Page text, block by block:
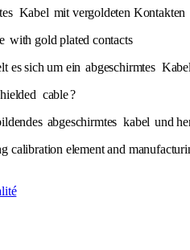
Kabel mit vergoldeten Kontakten
with gold plated contacts
es sich um ein abgeschirmtes Kabel
cable?
abgeschirmtes kabel und
calibration element and